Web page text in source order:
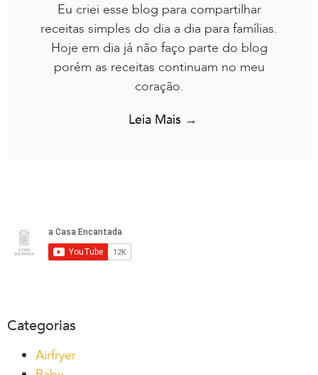
Eu criei esse blog para compartilhar
receitas simples do dia a dia para famílias.
Hoje em dia já não faço parte do blog
porém as receitas continuam no meu
coração.
Leia Mais →
Categorias
Airfryer